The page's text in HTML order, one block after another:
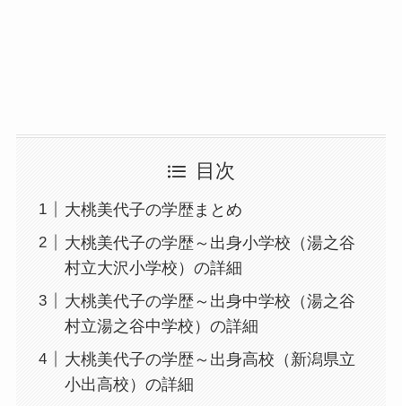
目次
大桃美代子の学歴まとめ
大桃美代子の学歴～出身小学校（湯之谷
村立大沢小学校）の詳細
大桃美代子の学歴～出身中学校（湯之谷
村立湯之谷中学校）の詳細
大桃美代子の学歴～出身高校（新潟県立
小出高校）の詳細